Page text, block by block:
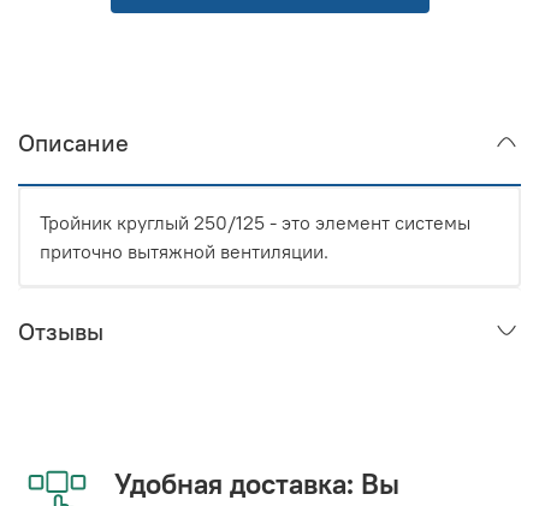
Описание
Тройник круглый 250/125 - это элемент системы
приточно вытяжной вентиляции.
Отзывы
Удобная доставка: Вы